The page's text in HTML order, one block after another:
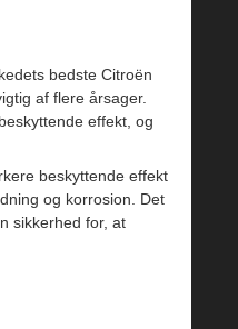
bedste Citroën
af flere årsager.
effekt, og
beskyttende effekt
og korrosion. Det
sikkerhed for, at